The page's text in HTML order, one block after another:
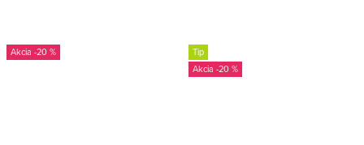
-20 %
Tip
-20 %